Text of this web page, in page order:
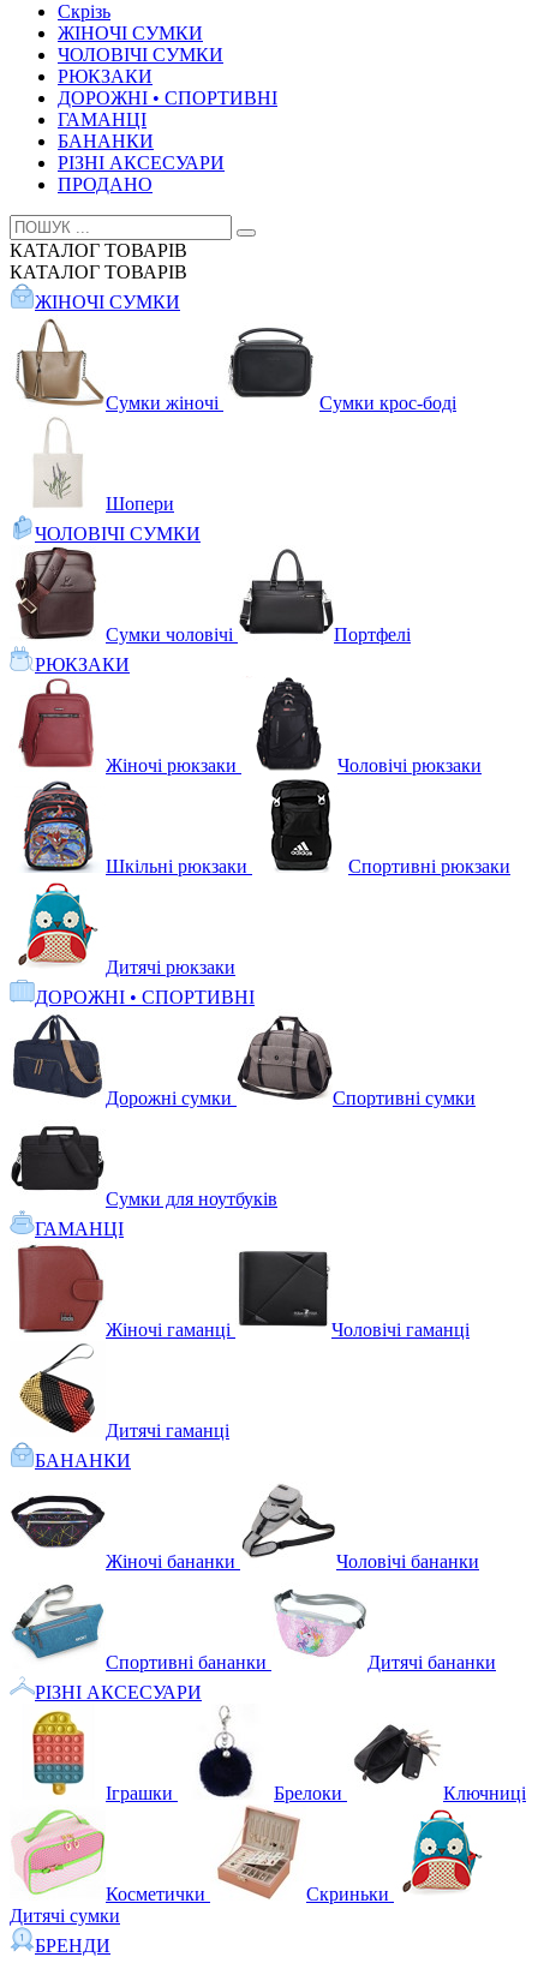
Скрізь
ЖІНОЧІ СУМКИ
ЧОЛОВІЧІ СУМКИ
РЮКЗАКИ
ДОРОЖНІ • СПОРТИВНІ
ГАМАНЦІ
БАНАНКИ
РІЗНІ АКСЕСУАРИ
ПРОДАНО
КАТАЛОГ ТОВАРІВ
КАТАЛОГ ТОВАРІВ
ЖІНОЧІ СУМКИ
Сумки жіночі Сумки крос-боді
Шопери
ЧОЛОВІЧІ СУМКИ
Сумки чоловічі
Портфелі
РЮКЗАКИ
Жіночі рюкзаки Чоловічі рюкзаки
Шкільні рюкзаки Спортивні рюкзаки
Дитячі рюкзаки
ДОРОЖНІ • СПОРТИВНІ
Дорожні сумки Спортивні сумки
Сумки для ноутбуків
ГАМАНЦІ
Жіночі гаманці Чоловічі гаманці
Дитячі гаманці
БАНАНКИ
Жіночі бананки Чоловічі бананки
Спортивні бананки
Дитячі бананки
РІЗНІ АКСЕСУАРИ
Іграшки Брелоки Ключниці
Косметички
Скриньки
Дитячі сумки
БРЕНДИ